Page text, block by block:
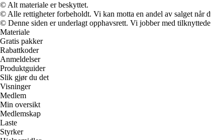
© Alt materiale er beskyttet.
© Alle rettigheter forbeholdt. Vi kan motta en andel av salget når
© Denne siden er underlagt opphavsrett. Vi jobber med
Materiale
Gratis pakker
Rabattkoder
Anmeldelser
Produktguider
Slik gjør du det
Visninger
Medlem
Min oversikt
Medlemskap
Laste
Styrker